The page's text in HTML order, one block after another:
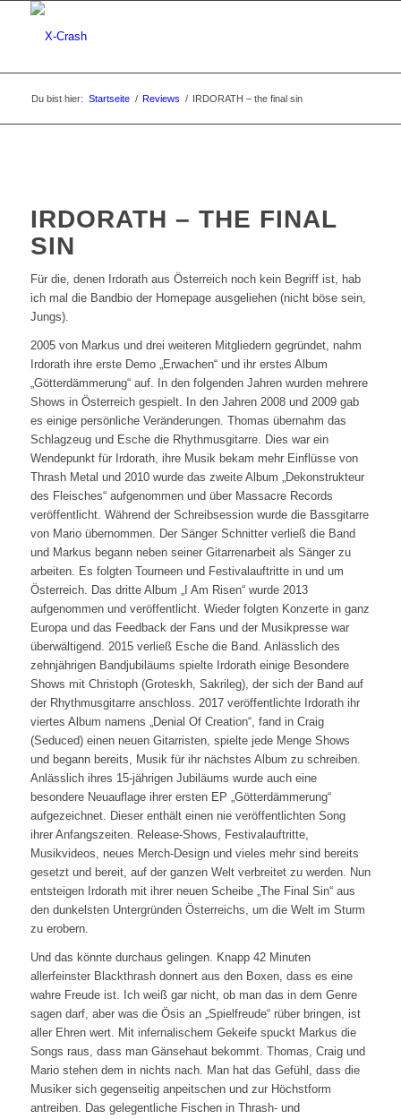
Du bist hier: Startseite / Reviews / IRDORATH – the final sin
IRDORATH – THE FINAL
SIN
Für die, denen Irdorath aus Österreich noch kein Begriff ist, hab
ich mal die Bandbio der Homepage ausgeliehen (nicht böse sein,
Jungs).
2005 von Markus und drei weiteren Mitgliedern gegründet, nahm
Irdorath ihre erste Demo „Erwachen“ und ihr erstes Album
„Götterdämmerung“ auf. In den folgenden Jahren wurden mehrere
Shows in Österreich gespielt. In den Jahren 2008 und 2009 gab
es einige persönliche Veränderungen. Thomas übernahm das
Schlagzeug und Esche die Rhythmusgitarre. Dies war ein
Wendepunkt für Irdorath, ihre Musik bekam mehr Einflüsse von
Thrash Metal und 2010 wurde das zweite Album „Dekonstrukteur
des Fleisches“ aufgenommen und über Massacre Records
veröffentlicht. Während der Schreibsession wurde die Bassgitarre
von Mario übernommen. Der Sänger Schnitter verließ die Band
und Markus begann neben seiner Gitarrenarbeit als Sänger zu
arbeiten. Es folgten Tourneen und Festivalauftritte in und um
Österreich. Das dritte Album „I Am Risen“ wurde 2013
aufgenommen und veröffentlicht. Wieder folgten Konzerte in ganz
Europa und das Feedback der Fans und der Musikpresse war
überwältigend. 2015 verließ Esche die Band. Anlässlich des
zehnjährigen Bandjubiläums spielte Irdorath einige Besondere
Shows mit Christoph (Groteskh, Sakrileg), der sich der Band auf
der Rhythmusgitarre anschloss. 2017 veröffentlichte Irdorath ihr
viertes Album namens „Denial Of Creation“, fand in Craig
(Seduced) einen neuen Gitarristen, spielte jede Menge Shows
und begann bereits, Musik für ihr nächstes Album zu schreiben.
Anlässlich ihres 15-jährigen Jubiläums wurde auch eine
besondere Neuauflage ihrer ersten EP „Götterdämmerung“
aufgezeichnet. Dieser enthält einen nie veröffentlichten Song
ihrer Anfangszeiten. Release-Shows, Festivalauftritte,
Musikvideos, neues Merch-Design und vieles mehr sind bereits
gesetzt und bereit, auf der ganzen Welt verbreitet zu werden. Nun
entsteigen Irdorath mit ihrer neuen Scheibe „The Final Sin“ aus
den dunkelsten Untergründen Österreichs, um die Welt im Sturm
zu erobern.
Und das könnte durchaus gelingen. Knapp 42 Minuten
allerfeinster Blackthrash donnert aus den Boxen, dass es eine
wahre Freude ist. Ich weiß gar nicht, ob man das in dem Genre
sagen darf, aber was die Ösis an „Spielfreude“ rüber bringen, ist
aller Ehren wert. Mit infernalischem Gekeife spuckt Markus die
Songs raus, dass man Gänsehaut bekommt. Thomas, Craig und
Mario stehen dem in nichts nach. Man hat das Gefühl, dass die
Musiker sich gegenseitig anpeitschen und zur Höchstform
antreiben. Das gelegentliche Fischen in Thrash- und